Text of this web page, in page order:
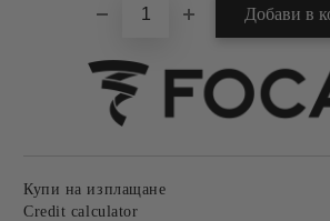
Купи на изплащане
Credit calculator